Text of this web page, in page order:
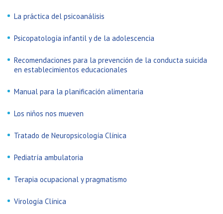
La práctica del psicoanálisis
Psicopatología infantil y de la adolescencia
Recomendaciones para la prevención de la conducta suicida
en establecimientos educacionales
Manual para la planificación alimentaria
Los niños nos mueven
Tratado de Neuropsicología Clínica
Pediatría ambulatoria
Terapia ocupacional y pragmatismo
Virología Clínica